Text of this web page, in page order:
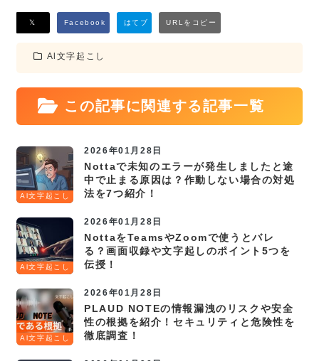
Al文字起こし
この記事に関連する記事一覧
Al文字起こし
2026年01月28日
Nottaで未知のエラーが発生しましたと途
中で止まる原因は？作動しない場合の対処
法を7つ紹介！
Al文字起こし
2026年01月28日
NottaをTeamsやZoomで使うとバレ
る？画面収録や文字起しのポイント5つを
伝授！
Al文字起こし
2026年01月28日
PLAUD NOTEの情報漏洩のリスクや安全
性の根拠を紹介！セキュリティと危険性を
徹底調査！